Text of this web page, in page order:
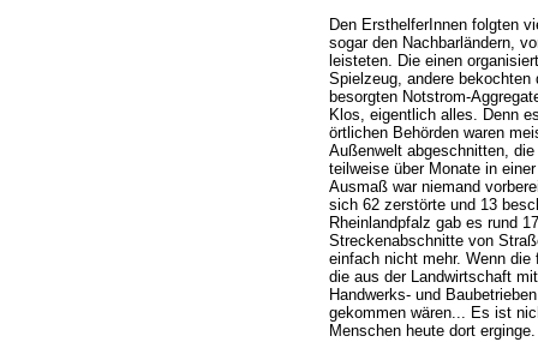
Den ErsthelferInnen folgten
sogar den Nachbarländern,
leisteten. Die einen
Spielzeug, andere bekochten
besorgten Notstrom-
Klos, eigentlich alles. Denn
örtlichen Behörden waren
Außenwelt abgeschnitten,
teilweise über Monate in
Ausmaß war niemand
sich 62 zerstörte und 13
Rheinlandpfalz gab es rund
Streckenabschnitte von
einfach nicht mehr. Wenn die
die aus der Landwirtschaft
Handwerks- und
gekommen wären... Es ist
Menschen heute dort erginge.